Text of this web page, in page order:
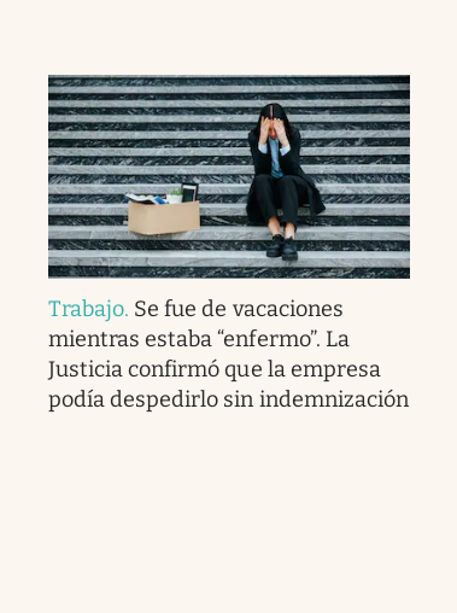
Trabajo. Se fue de vacaciones
mientras estaba “enfermo”. La
Justicia confirmó que la empresa
podía despedirlo sin indemnización